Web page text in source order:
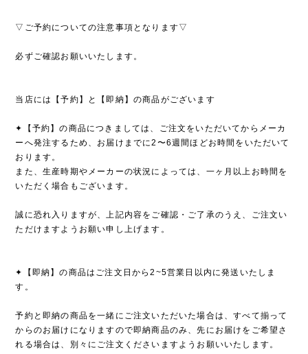
▽ご予約についての注意事項となります▽
必ずご確認お願いいたします。
当店には【予約】と【即納】の商品がございます
✦【予約】の商品につきましては、ご注文をいただいてからメーカ
ーへ発注するため、お届けまでに2〜6週間ほどお時間をいただいて
おります。
また、生産時期やメーカーの状況によっては、一ヶ月以上お時間を
いただく場合もございます。
誠に恐れ入りますが、上記内容をご確認・ご了承のうえ、ご注文い
ただけますようお願い申し上げます。
✦【即納】の商品はご注文日から2~5営業日以内に発送いたしま
す。
予約と即納の商品を一緒にご注文いただいた場合は、すべて揃って
からのお届けになりますので即納商品のみ、先にお届けをご希望さ
れる場合は、別々にご注文くださいますようお願いいたします。